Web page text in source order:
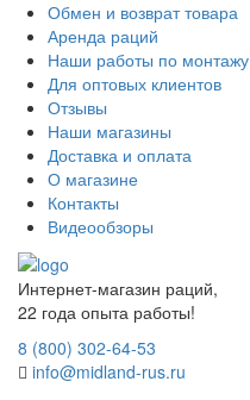
Обмен и возврат товара
Аренда раций
Наши работы по монтажу
Для оптовых клиентов
Отзывы
Наши магазины
Доставка и оплата
О магазине
Контакты
Видеообзоры
Интернет-магазин раций,
22 года опыта работы!
8 (800) 302-64-53
info@midland-rus.ru